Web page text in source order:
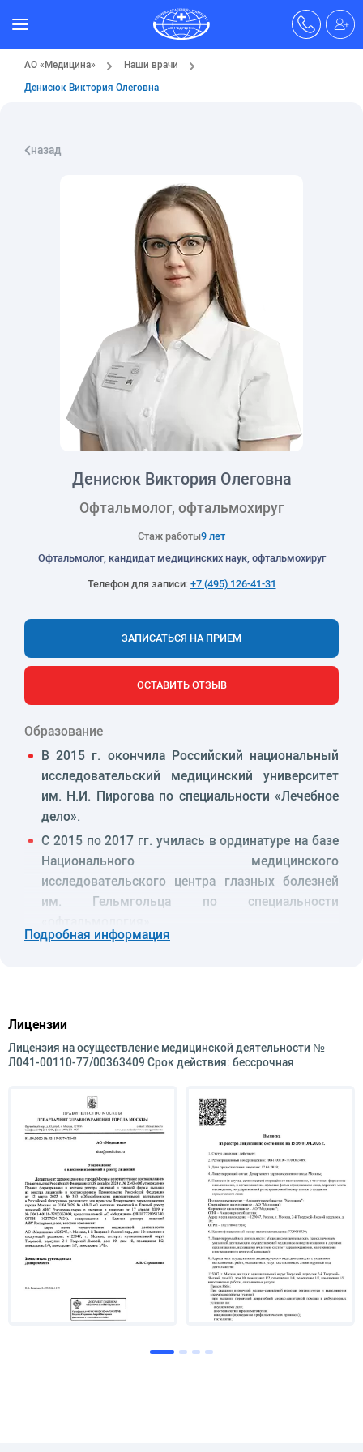
АО «Медицина»
Наши врачи
Денисюк Виктория Олеговна
назад
Денисюк Виктория Олеговна
Офтальмолог, офтальмохируг
Стаж работы9 лет
Офтальмолог, кандидат медицинских наук, офтальмохируг
Телефон для записи:+7 (495) 126-41-31
ЗАПИСАТЬСЯ НА ПРИЕМ
ОСТАВИТЬ ОТЗЫВ
Образование
В 2015 г. окончила Российский национальный
исследовательский медицинский университет
им. Н.И. Пирогова по специальности «Лечебное
дело».
С 2015 по 2017 гг. училась в ординатуре на базе
Национального медицинского
исследовательского центра глазных болезней
им. Гельмгольца по специальности
С 2017 по 2020 гг. – аспирантура на базе отдела
им. Гельмгольца.
В 2021 г. защитила диссертацию на соискание
ученой степени кандидата медицинских наук по
показаний к удалению глаз с
посттравматической патологией»
Опыт работы
С 2017 по 2020 гг. работала врачом-аспирантом
отделения пластической хирургии и глазного
протезирования в НМИЦ глазных болезней им.
Гельмгольца.
С 2020 по 2021 гг. работала врачом-
офтальмологом в АО «Группа компаний
МЕДСИ».
«Медицина» (клиника академика Ройтберга).
Подробная информация
Лицензии
Лицензия на осуществление медицинской деятельности №
Л041-00110-77/00363409 Срок действия: бессрочная